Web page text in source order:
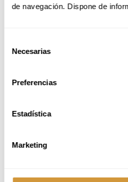
de navegación. Dispone de
Necesarias
Preferencias
Estadística
Marketing
PROFESORES E INVITADOS